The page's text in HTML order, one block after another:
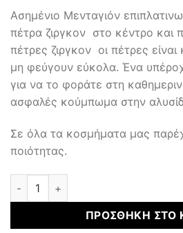
Ασημένιο Μενταγιόν
πέτρα ζιργκον στο κέντρο και
πέτρες ζιργκον οι πέτρες
μη φεύγουν εύκολα. Ένα
για να το φοράτε στη
ασφαλές κούμπωμα στην
Σε όλα τα κοσμήματα μας
ποιότητας.
Μενταγιόν με αλυσίδα ποσότητα
ΠΡΟΣΘΉΚΗ ΣΤΟ